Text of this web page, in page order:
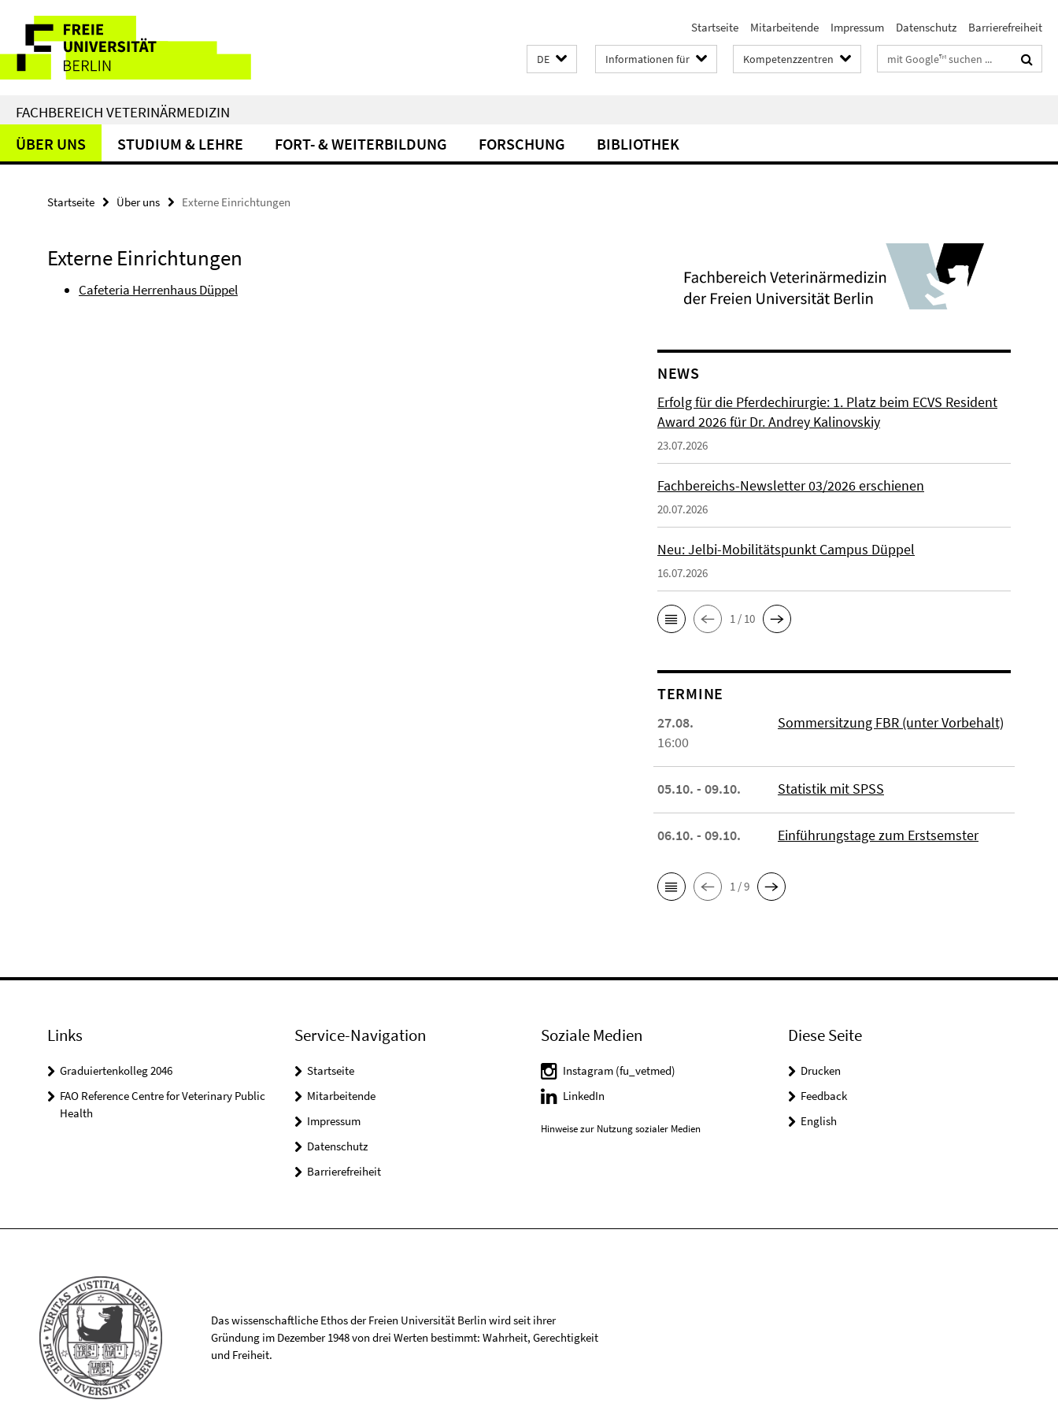
direkt
Inhalt
Service-
Navigation
Startseite Mitarbeitende Impressum Datenschutz Barrierefreiheit
DE Informationen für Kompetenzzentren Suchbegriffe
FACHBEREICH VETERINÄRMEDIZIN
ÜBER UNS STUDIUM & LEHRE FORT- & WEITERBILDUNG FORSCHUNG BIBLIOTHEK
Startseite Über uns Externe Einrichtungen
Externe Einrichtungen
Cafeteria Herrenhaus Düppel
NEWS
Erfolg für die Pferdechirurgie: 1. Platz beim ECVS Resident
Award 2026 für Dr. Andrey Kalinovskiy
23.07.2026
Fachbereichs-Newsletter 03/2026 erschienen
20.07.2026
Neu: Jelbi-Mobilitätspunkt Campus Düppel
16.07.2026
1 / 10
TERMINE
27.08.
16:00
Sommersitzung FBR (unter Vorbehalt)
05.10. - 09.10. Statistik mit SPSS
06.10. - 09.10. Einführungstage zum Erstsemster
1 / 9
Links
Graduiertenkolleg 2046
FAO Reference Centre for Veterinary Public
Health
Service-Navigation
Startseite
Mitarbeitende
Impressum
Datenschutz
Barrierefreiheit
Soziale Medien
Instagram (fu_vetmed)
LinkedIn
Hinweise zur Nutzung sozialer Medien
Diese Seite
Drucken
Feedback
English
Das wissenschaftliche Ethos der Freien Universität Berlin wird seit ihrer
Gründung im Dezember 1948 von drei Werten bestimmt: Wahrheit, Gerechtigkeit
und Freiheit.